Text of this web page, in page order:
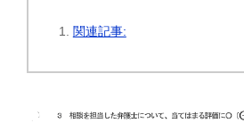
関連記事: